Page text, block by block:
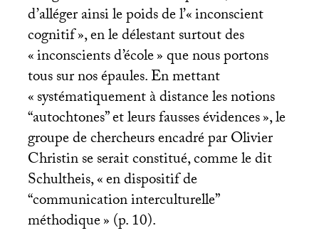
d’alléger ainsi le poids de l’«inconscient
cognitif», en le délestant surtout des
«inconscients d’école» que nous portons
tous sur nos épaules. En mettant
«systématiquement à distance les notions
“autochtones” et leurs fausses évidences», le
groupe de chercheurs encadré par Olivier
Christin se serait constitué, comme le dit
Schultheis, «en dispositif de
“communication interculturelle”
méthodique» (p. 10).